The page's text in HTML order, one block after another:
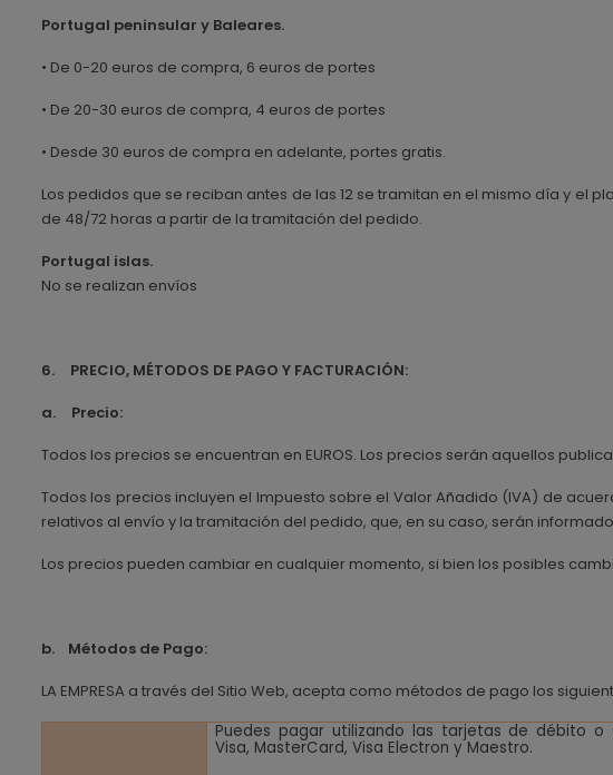
Portugal peninsular y Baleares.
• De 0-20 euros de compra, 6 euros de portes
• De 20-30 euros de compra, 4 euros de portes
• Desde 30 euros de compra en adelante, portes gratis.
Los pedidos que se reciban antes de las 12 se tramitan en el mismo día y el
de 48/72 horas a partir de la tramitación del pedido.
Portugal islas.
No se realizan envíos
6.
PRECIO, MÉTODOS DE PAGO Y FACTURACIÓN:
a.
Precio:
Todos los precios se encuentran en EUROS. Los precios serán aquellos
Todos los precios incluyen el Impuesto sobre el Valor Añadido (IVA) de
relativos al envío y la tramitación del pedido, que, en su caso, serán
Los precios pueden cambiar en cualquier momento, si bien los posibles
b.
Métodos de Pago:
LA EMPRESA a través del Sitio Web, acepta como métodos de pago los
Puedes pagar utilizando las tarjetas de débito o
Visa, MasterCard, Visa Electron y Maestro.